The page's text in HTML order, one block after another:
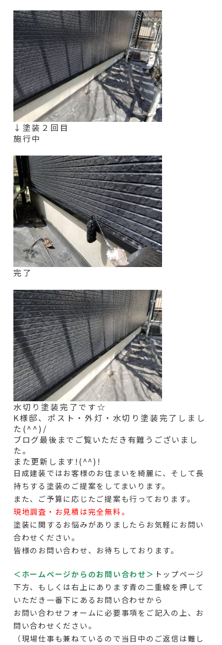
↓塗装２回目
施行中
完了
水切り塗装完了です☆
K様邸、ポスト・外灯・水切り塗装完了しまし
た(^^)/
ブログ最後までご覧いただき有難うございまし
た。
また更新します!(^^)!
日成建装ではお客様のお住まいを綺麗に、そして長
持ちする塗装のご提案をしてまいります。
また、ご予算に応じたご提案も行っております。
現地調査・お見積は完全無料。
塗装に関するお悩みがありましたらお気軽にお問い
合わせください。
皆様のお問い合わせ、お待ちしております。
＜ホームページからのお問い合わせ＞ トップページ
下方、もしくは右上にあります青の二重線を押して
いただき一番下にあるお問い合わせから
お問い合わせフォームに必要事項をご記入の上、お
問い合わせください。
（現場仕事も兼ねているので当日中のご返信は難し